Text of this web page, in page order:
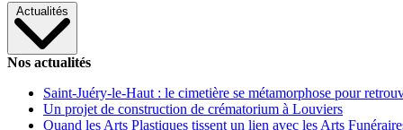
Actualités
Nos actualités
Saint-Juéry-le-Haut : le cimetière se métamorphose pour
Un projet de construction de crématorium à Louviers
Quand les Arts Plastiques tissent un lien avec les Arts